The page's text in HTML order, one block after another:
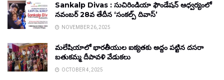
Sankalp Divas : సుచిరిండియా ఫౌండేషన్ ఆధ్వర్యంలో
నవంబర్ 28వ తేదీన ‘సంకల్ప్ దివాస్’
NOVEMBER 26, 2025
మలేషియాలో భారతీయుల ఐక్యతకు అద్దం పట్టిన దసరా
బతుకమ్మ దీపావళి వేడుకలు
OCTOBER 4, 2025